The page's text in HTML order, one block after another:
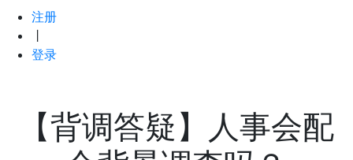
注册
登录
【背调答疑】人事会配